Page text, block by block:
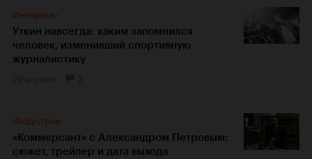
Интервью
Уткин навсегда: каким запомнился
человек, изменивший спортивную
журналистику
Индустрия
«Коммерсант» с Александром Петровым:
сюжет, трейлер и дата выхода